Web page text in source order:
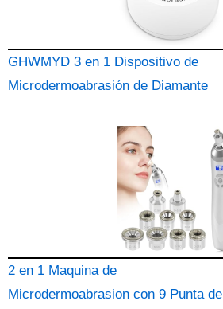
GHWMYD 3 en 1 Dispositivo de
Microdermoabrasión de Diamante
2 en 1 Maquina de
Microdermoabrasion con 9 Punta de